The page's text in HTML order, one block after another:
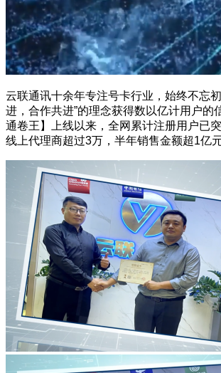
云联通讯十余年专注号卡行业，始终不忘
进，合作共进”的理念获得数以亿计用户的
通卷王】上线以来，全网累计注册用户已
线上代理商超过3万，半年销售金额超1亿元